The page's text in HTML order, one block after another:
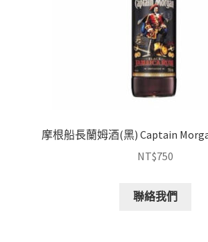
摩根船長蘭姆酒(黑) Captain
NT$750
聯絡我們